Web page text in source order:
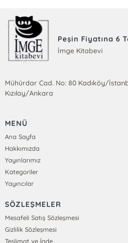
Peşin Fiyatına 6
İmge Kitabevi
Mühürdar Cad. No: 80 Kadıköy/
Kızılay/Ankara
MENÜ
Ana Sayfa
Hakkımızda
Yayınlarımız
Kategoriler
Yayıncılar
SÖZLEŞMELER
Mesafeli Satış Sözleşmesi
Gizlilik Sözleşmesi
Teslimat ve İade